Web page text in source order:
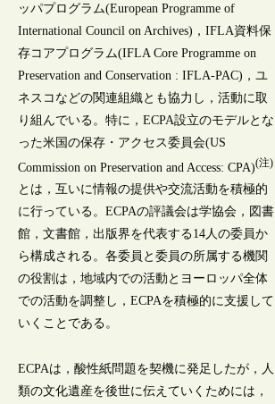
ッパプログラム(European Programme of
International Council on Archives)，IFLA資料保
存コアプログラム(IFLA Core Programme on
Preservation and Conservation : IFLA-PAC)，ユ
ネスコなどの関連組織とも協力し，活動に取
り組んでいる。特に，ECPA設立のモデルとな
った米国の保存・アクセス委員会(US
Commission on Preservation and Access: CPA)(注)
とは，互いに情報の提供や交流活動を積極的
に行っている。ECPAの評議会は学協会，図書
館，文書館，出版界を代表する14人の委員か
ら構成される。各委員と委員の所属する機関
の役割は，地域内での活動とヨーロッパ全体
での活動を調整し，ECPAを積極的に支援して
いくことである。
ECPAは，酸性紙問題を契機に発足したが，人
類の文化遺産を後世に伝えていくためには，